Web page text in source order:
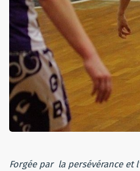
Forgée par la persévérance et